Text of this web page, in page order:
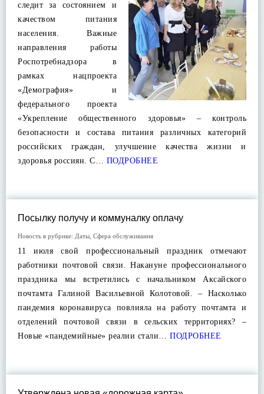
следит за состоянием и
качеством питания
населения. Важные
направления работы
Роспотребнадзора в
рамках нацпроекта
«Демография» и
федерального проекта
«Укрепление общественного здоровья» – контроль
безопасности и состава питания различных категорий
российских граждан, улучшение качества жизни и
здоровья россиян. С… ПОДРОБНЕЕ
Посылку получу и коммуналку оплачу
Новость в рубрике: Даты Сфера обслуживания
11 июля свой профессиональный праздник отмечают
работники почтовой связи. Накануне профессионального
праздника мы встретились с начальником Аксайского
почтамта Галиной Васильевной Колотовой. – Насколько
пандемия коронавируса повлияла на работу почтамта и
отделений почтовой связи в сельских территориях? –
Новые «пандемийные» реалии стали… ПОДРОБНЕЕ